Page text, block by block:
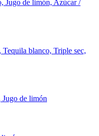
Jugo de limón, Azúcar /
Tequila blanco, Triple sec,
de limón